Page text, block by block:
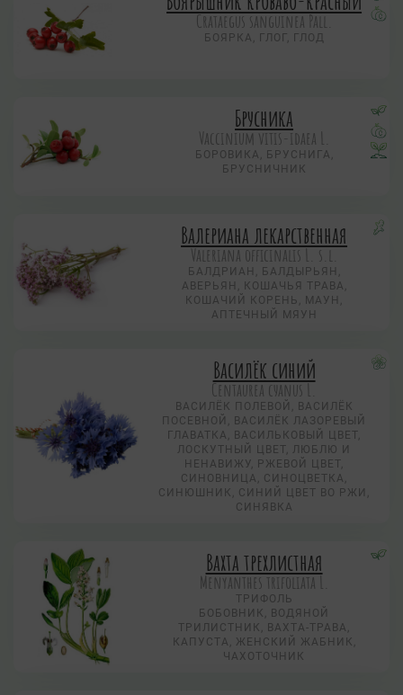
Crataegus sanguinea Pall.
БОЯРКА, ГЛОГ, ГЛОД
Брусника
Vaccinium vitis-idaea L.
БОРОВИКА, БРУСНИГА,
БРУСНИЧНИК
Валериана лекарственная
Valeriana officinalis L. s.l.
БАЛДРИАН, БАЛДЫРЬЯН,
АВЕРЬЯН, КОШАЧЬЯ ТРАВА,
КОШАЧИЙ КОРЕНЬ, МАУН,
АПТЕЧНЫЙ МЯУН
Василёк синий
Centaurea суanus L.
ВАСИЛЁК ПОЛЕВОЙ, ВАСИЛЁК
ПОСЕВНОЙ, ВАСИЛЁК ЛАЗОРЕВЫЙ
ГЛАВАТКА, ВАСИЛЬКОВЫЙ ЦВЕТ,
ЛОСКУТНЫЙ ЦВЕТ, ЛЮБЛЮ И
НЕНАВИЖУ, РЖЕВОЙ ЦВЕТ,
СИНОВНИЦА, СИНОЦВЕТКА,
СИНЮШНИК, СИНИЙ ЦВЕТ ВО РЖИ,
СИНЯВКА
Вахта трехлистная
Menyanthes trifoliata L.
ТРИФОЛЬ
БОБОВНИК, ВОДЯНОЙ
ТРИЛИСТНИК, ВАХТА-ТРАВА,
КАПУСТА, ЖЕНСКИЙ ЖАБНИК,
ЧАХОТОЧНИК